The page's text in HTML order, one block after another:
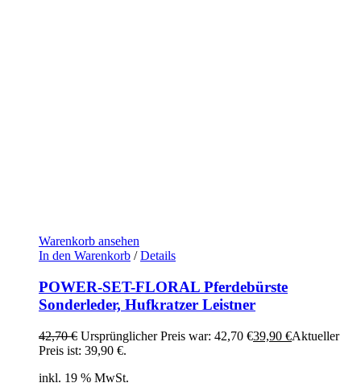
Warenkorb ansehen
In den Warenkorb / Details
POWER-SET-FLORAL Pferdebürste
Sonderleder, Hufkratzer Leistner
42,70€ Ursprünglicher Preis war: 42,70 €39,90 €Aktueller
Preis ist: 39,90 €.
inkl. 19 % MwSt.